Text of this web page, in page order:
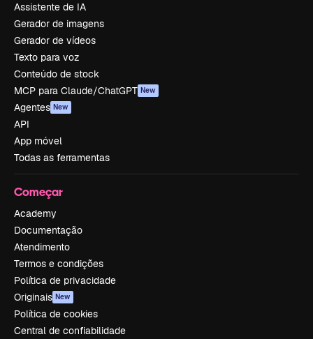
Assistente de IA
Gerador de imagens
Gerador de vídeos
Texto para voz
Conteúdo de stock
MCP para Claude/ChatGPT New
Agentes New
API
App móvel
Todas as ferramentas
Começar
Academy
Documentação
Atendimento
Termos e condições
Política de privacidade
Originais New
Política de cookies
Central de confiabilidade